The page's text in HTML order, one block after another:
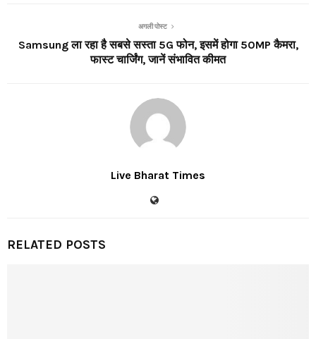
अगली पोस्ट
Samsung ला रहा है सबसे सस्ता 5G फोन, इसमें होगा 50MP कैमरा,
फास्ट चार्जिंग, जानें संभावित कीमत
Live Bharat Times
RELATED POSTS